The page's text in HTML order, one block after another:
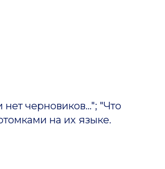
черновиков..."; "Что
на их языке.